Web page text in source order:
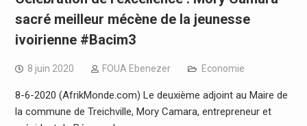
sacré meilleur mécène de la jeunesse
ivoirienne #Bacim3
8 juin 2020 FOUA Ebenezer Economie
8-6-2020 (AfrikMonde.com) Le deuxième adjoint au Maire de
la commune de Treichville, Mory Camara, entrepreneur et